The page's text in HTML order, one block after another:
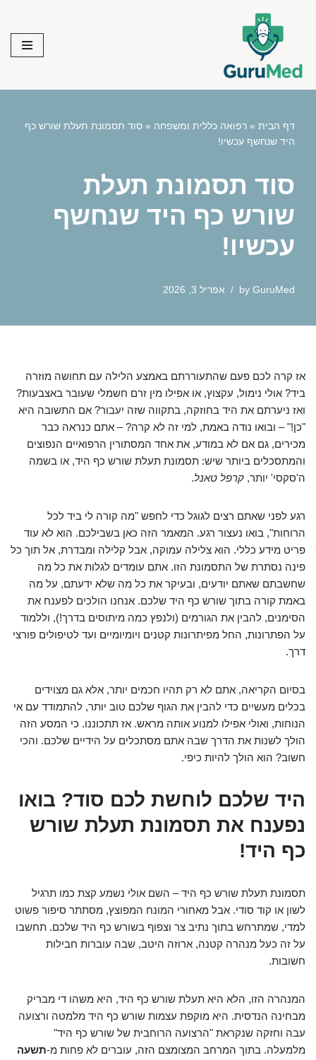
content
דף הבית » רפואה כללית ומשפחה » סוד תסמונת תעלת שורש כף
היד שנחשף עכשיו!
סוד תסמונת תעלת
שורש כף היד שנחשף
עכשיו!
by GuruMed אפריל 3, 2026
אז קרה לכם פעם שהתעוררתם באמצע הלילה עם תחושה מוזרה
ביד? אולי נימול, עקצוץ, או אפילו מין זרם חשמלי שעובר באצבעות?
ואז ניערתם את היד בחוזקה, בתקווה שזה יעבור? אם התשובה היא
"כן!" – ובואו נודה באמת, למי זה לא קרה? – אתם כנראה כבר
מכירים, גם אם לא במודע, את אחד המסתורין הרפואיים הנפוצים
והמתסכלים ביותר שיש: תסמונת תעלת שורש כף היד, או בשמה
ה'סקסי' יותר, קרפל טאנל.
רגע לפני שאתם רצים לגוגל כדי לחפש "מה קורה לי ביד לכל
הרוחות", בואו נעצור רגע. המאמר הזה כאן בשבילכם. הוא לא עוד
פריט מידע כללי. הוא צלילה עמוקה, אבל קלילה ומבדרת, אל תוך כל
פינה נסתרת של התסמונת הזו. אתם עומדים לגלות את כל מה
שחשבתם שאתם יודעים, ובעיקר את כל מה שלא ידעתם, על מה
באמת קורה בתוך שורש כף היד שלכם. אנחנו הולכים לפענח את
הסימנים, להבין את הגורמים (ולנפץ כמה מיתוסים בדרך!), וללמוד
על הפתרונות, החל מפיתרונות קטנים ויומיומיים ועד לטיפולים פורצי
דרך.
בסיום הקריאה, אתם לא רק תהיו חכמים יותר, אלא גם מצוידים
בכלים מעשיים כדי להבין את הגוף שלכם טוב יותר, להתמודד עם אי
הנוחות, ואולי אפילו למנוע אותה מראש. אז תתכוננו. כי המסע הזה
הולך לשנות את הדרך שבה אתם מסתכלים על הידיים שלכם. והכי
חשוב? הוא הולך להיות כיפי.
היד שלכם לוחשת לכם סוד? בואו
נפענח את תסמונת תעלת שורש
כף היד!
תסמונת תעלת שורש כף היד – השם אולי נשמע קצת כמו תרגיל
לשון או קוד סודי. אבל מאחורי המונח המפוצץ, מסתתר סיפור פשוט
למדי, שמתרחש בתוך נתיב צר וצפוף בשורש כף היד שלכם. תחשבו
על זה כעל מנהרה קטנה, ארוזה היטב, שבה עוברות חבילות
חשובות.
המנהרה הזו, הלא היא תעלת שורש כף היד, היא משהו די מבריק
מבחינה הנדסית. היא מוקפת עצמות שורש כף היד מלמטה ורצועה
עבה וחזקה שנקראת "הרצועה הרוחבית של שורש כף היד"
מלמעלה. בתוך המרחב המצומצם הזה, עוברים לא פחות מ-תשעה